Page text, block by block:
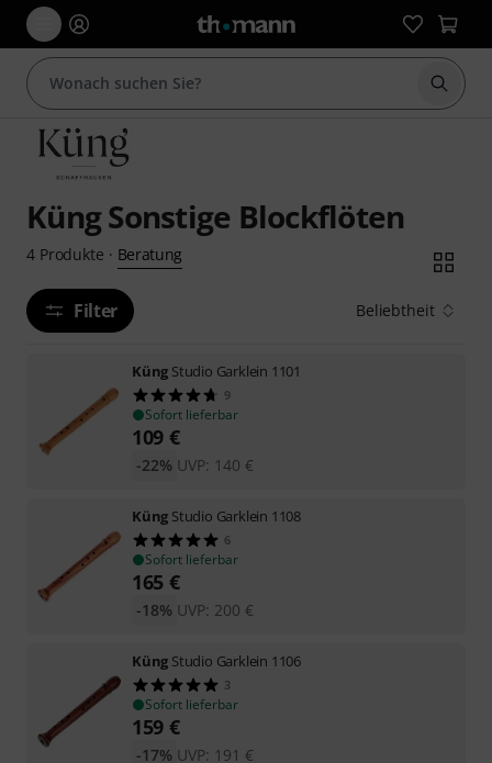
Suche
Küng Sonstige Blockflöten
4 Produkte · Beratung
Filter Beliebtheit
Küng Studio Garklein 1101
9
Sofort lieferbar
109 €
UVP: 140 €
-22%
Küng Studio Garklein 1108
6
Sofort lieferbar
165 €
UVP: 200 €
-18%
Küng Studio Garklein 1106
3
Sofort lieferbar
159 €
UVP: 191 €
-17%